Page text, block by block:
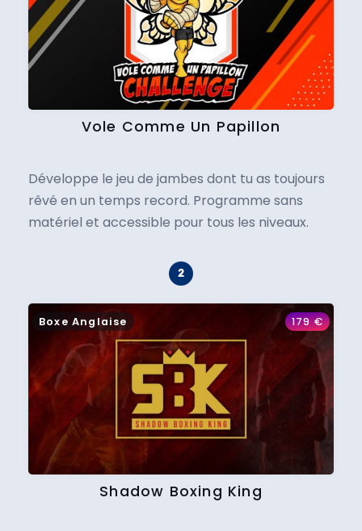
Vole Comme Un Papillon
Développe le jeu de jambes dont tu as toujours
rêvé en un temps record. Programme sans
matériel et accessible pour tous les niveaux.
Boxe Anglaise 179€
Shadow Boxing King